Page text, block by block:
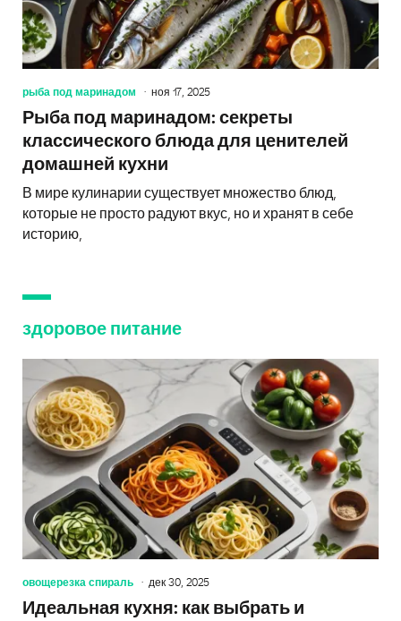
рыба под маринадом ноя 17, 2025
Рыба под маринадом: секреты
классического блюда для ценителей
домашней кухни
В мире кулинарии существует множество блюд,
которые не просто радуют вкус, но и хранят в себе
историю,
здоровое питание
овощерезка спираль дек 30, 2025
Идеальная кухня: как выбрать и